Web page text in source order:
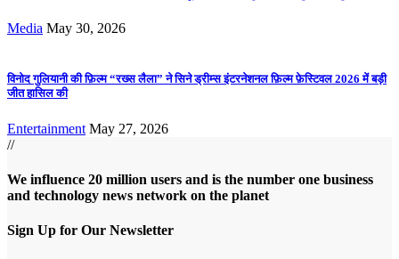
Media May 30, 2026
विनोद गुलियानी की फ़िल्म “रख्स लैला” ने सिने ड्रीम्स इंटरनेशनल फ़िल्म फ़ेस्टिवल 2026 में बड़ी
जीत हासिल की
Entertainment May 27, 2026
//
We influence 20 million users and is the number one business
and technology news network on the planet
Sign Up for Our Newsletter